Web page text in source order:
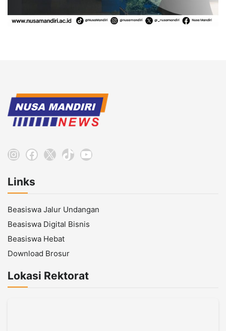
Instagram
Facebook
X TikTokYouTube
Links
Beasiswa Jalur Undangan
Beasiswa Digital Bisnis
Beasiswa Hebat
Download Brosur
Lokasi Rektorat